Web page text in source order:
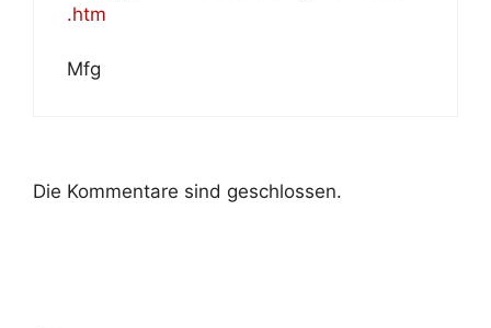
.htm
Mfg
Die Kommentare sind geschlossen.